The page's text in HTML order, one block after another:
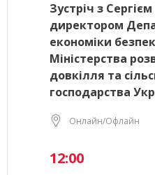
Зустріч з
директором
економіки
Міністерства
довкілля та
господарства
Онлайн/Офлайн
12:00